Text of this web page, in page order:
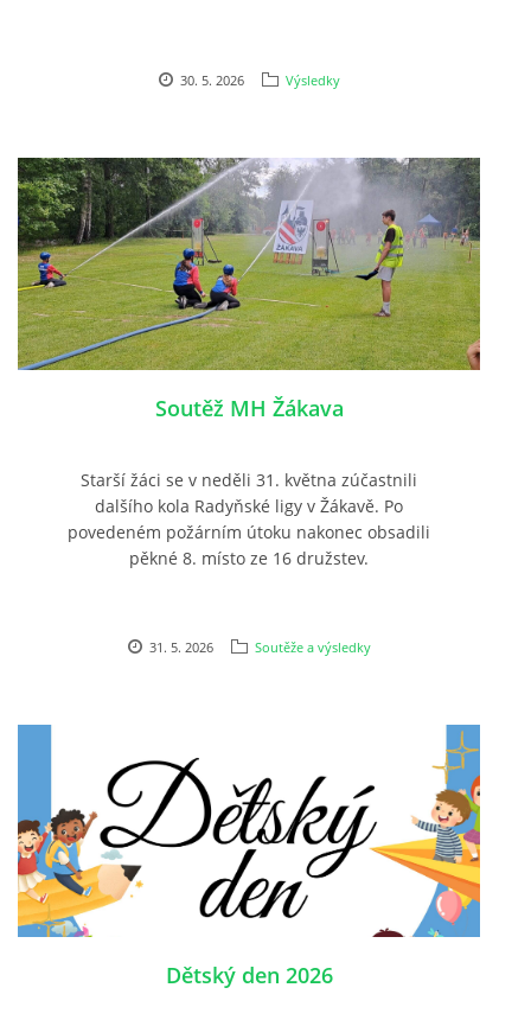
30. 5. 2026 Výsledky
Soutěž MH Žákava
Starší žáci se v neděli 31. května zúčastnili
dalšího kola Radyňské ligy v Žákavě. Po
povedeném požárním útoku nakonec obsadili
pěkné 8. místo ze 16 družstev.
31. 5. 2026 Soutěže a výsledky
Dětský den 2026